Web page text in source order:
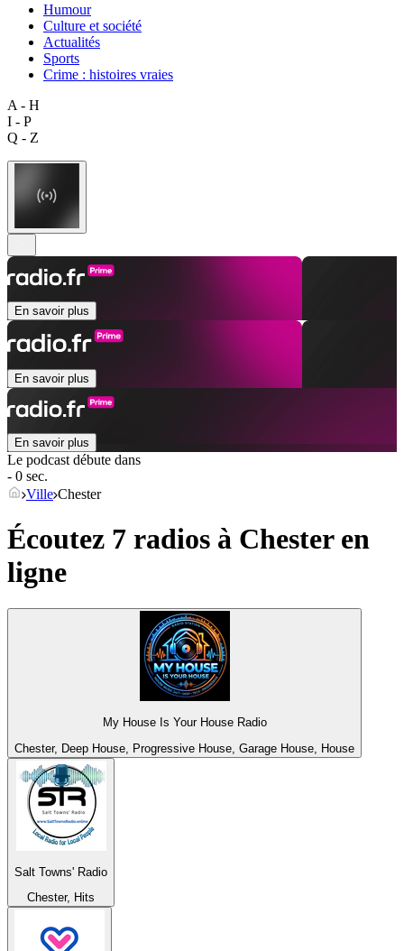
Humour
Culture et société
Actualités
Sports
Crime : histoires vraies
A - H
I - P
Q - Z
En savoir plus
En savoir plus
En savoir plus
Le podcast débute dans
- 0 sec.
Ville Chester
Écoutez 7 radios à Chesteren
ligne
My House Is Your House Radio
Chester, Deep House, Progressive House, Garage House, House
Salt Towns' Radio
Chester, Hits